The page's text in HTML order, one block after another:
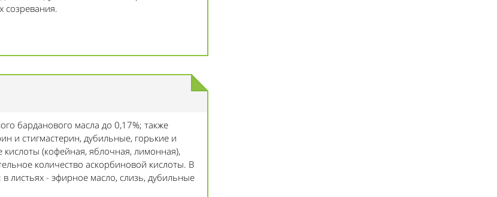
созревания.
барданового масла до 0,17%; также
и стигмастерин, дубильные, горькие и
(кофейная, яблочная, лимонная),
количество аскорбиновой кислоты. В
листьях - эфирное масло, слизь, дубильные